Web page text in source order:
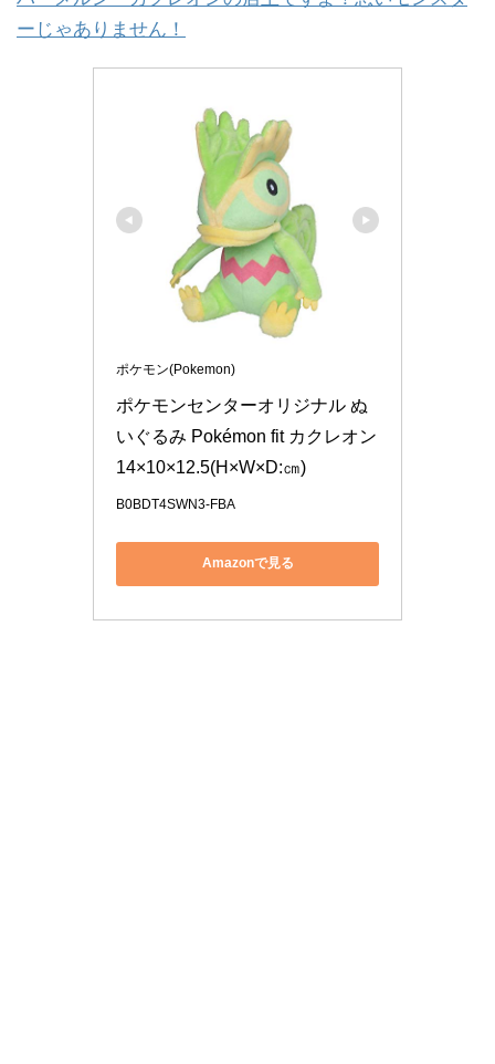
ーじゃありません！
ポケモン(Pokemon)
ポケモンセンターオリジナル ぬ
いぐるみ Pokémon fit カクレオン
14×10×12.5(H×W×D:㎝)
B0BDT4SWN3-FBA
Amazonで見る